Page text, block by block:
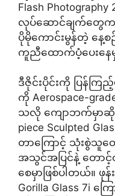
Flash
လုပ်ဆောင်ချက်တွေ
ပိုမိုကောင်းမွန်တဲ့ နေ့
ကူညီထောက်ပံ့ပေးနေမှ
ဒီဇိုင်းပိုင်းကို ပြန်
ကို Aerospace-
သလို ကျောဘက်မှာဆို
piece Sculpted
တာကြောင့် သုံးစွဲသူ
အသွင်အပြင်နဲ့ တောင့်
စေမှာဖြစ်ပါတယ်။
Gorilla Glass 7i က